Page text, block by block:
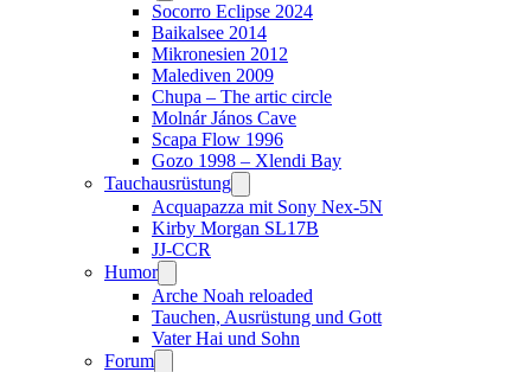
Socorro Eclipse 2024
Baikalsee 2014
Mikronesien 2012
Malediven 2009
Chupa – The artic circle
Molnár János Cave
Scapa Flow 1996
Gozo 1998 – Xlendi Bay
Tauchausrüstung
Acquapazza mit Sony Nex-5N
Kirby Morgan SL17B
JJ-CCR
Humor
Arche Noah reloaded
Tauchen, Ausrüstung und Gott
Vater Hai und Sohn
Forum